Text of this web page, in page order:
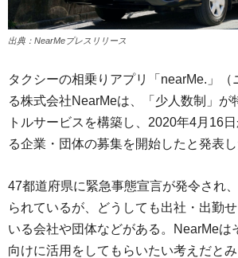
出典：NearMeプレスリリース
タクシーの相乗りアプリ「nearMe.」（
る株式会社NearMeは、「少人数制」が
トルサービスを構築し、2020年4月16
る企業・団体の募集を開始したと発表し
47都道府県に緊急事態宣言が発令され
られているが、どうしても出社・出勤
いる会社や団体などがある。NearMeは
向けに活用をしてもらいたい考えだとみ